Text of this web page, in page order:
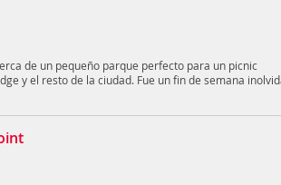
de un pequeño parque perfecto para un picnic
y el resto de la ciudad. Fue un fin de semana